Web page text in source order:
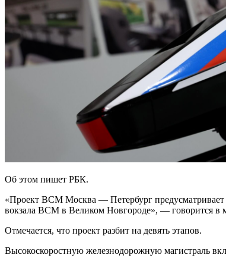
Об этом пишет РБК.
«Проект ВСМ Москва — Петербург предусматривает
вокзала ВСМ в Великом Новгороде», — говорится в
Отмечается, что проект разбит на девять этапов.
Высокоскоростную железнодорожную магистраль